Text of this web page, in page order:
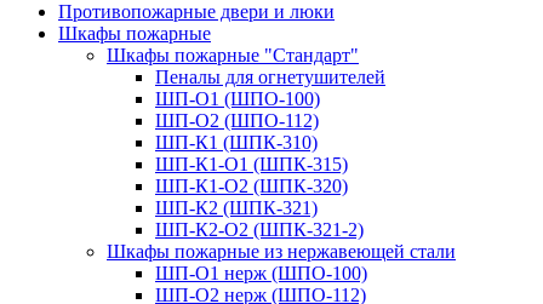
Противопожарные двери и люки
Шкафы пожарные
Шкафы пожарные "Стандарт"
Пеналы для огнетушителей
ШП-О1 (ШПО-100)
ШП-О2 (ШПО-112)
ШП-К1 (ШПК-310)
ШП-К1-О1 (ШПК-315)
ШП-К1-О2 (ШПК-320)
ШП-К2 (ШПК-321)
ШП-К2-О2 (ШПК-321-2)
Шкафы пожарные из нержавеющей стали
ШП-О1 нерж (ШПО-100)
ШП-О2 нерж (ШПО-112)